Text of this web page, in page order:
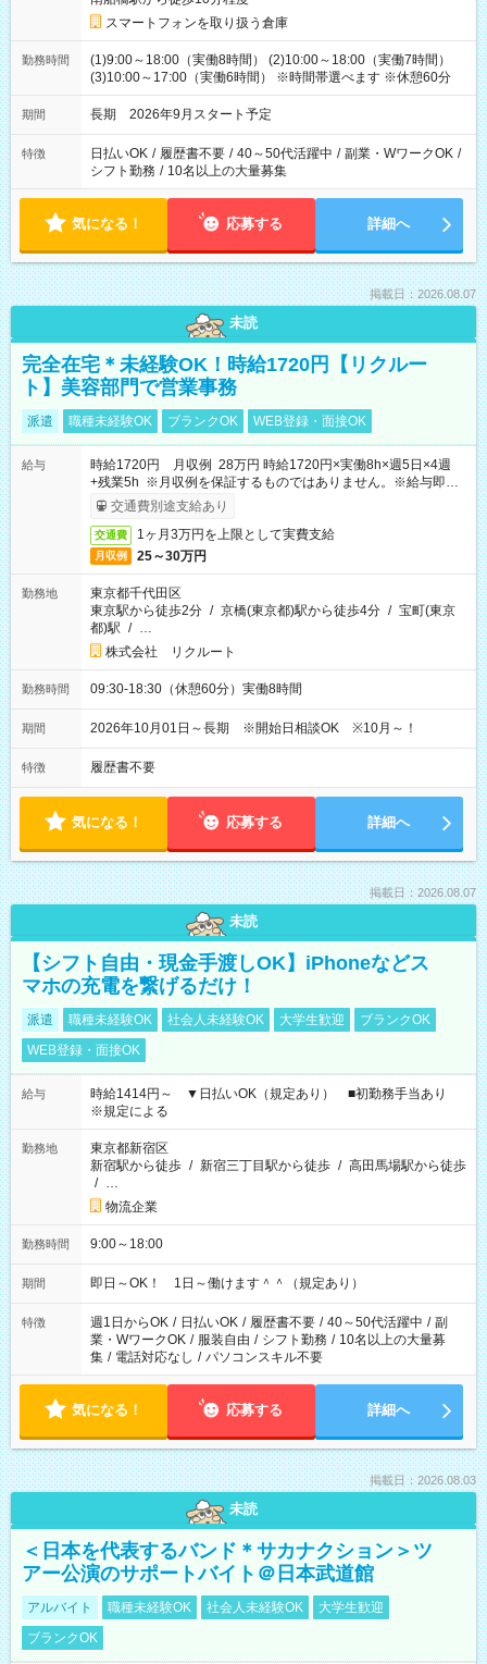
スマートフォンを取り扱う倉庫
勤務時間
(1)9:00～18:00（実働8時間） (2)10:00～18:00（実働7時間）
(3)10:00～17:00（実働6時間） ※時間帯選べます ※休憩60分
期間 長期 2026年9月スタート予定
特徴 日払いOK / 履歴書不要 / 40～50代活躍中 / 副業・WワークOK /
シフト勤務 / 10名以上の大量募集
気になる！ 応募する 詳細へ
掲載日：2026.08.07
未読
完全在宅＊未経験OK！時給1720円【リクルー
ト】美容部門で営業事務
派遣 職種未経験OK ブランクOK WEB登録・面接OK
給与
時給1720円 月収例 28万円 時給1720円×実働8h×週5日×4週
+残業5h ※月収例を保証するものではありません。※給与即受
取りサービス利用可（利用条件有）
交通費別途支給あり
交通費 1ヶ月3万円を上限として実費支給
月収例 25～30万円
勤務地
東京都千代田区
東京駅から徒歩2分 / 京橋(東京都)駅から徒歩4分 / 宝町(東京
都)駅 / …
株式会社 リクルート
勤務時間 09:30-18:30（休憩60分）実働8時間
期間 2026年10月01日～長期 ※開始日相談OK ※10月～！
特徴 履歴書不要
気になる！ 応募する 詳細へ
掲載日：2026.08.07
未読
【シフト自由・現金手渡しOK】iPhoneなどス
マホの充電を繋げるだけ！
派遣 職種未経験OK 社会人未経験OK 大学生歓迎
ブランクOK
WEB登録・面接OK
給与
時給1414円～ ▼日払いOK（規定あり） ■初勤務手当あり
※規定による
勤務地
東京都新宿区
新宿駅から徒歩 / 新宿三丁目駅から徒歩 / 高田馬場駅から徒歩
/ …
物流企業
勤務時間 9:00～18:00
期間 即日～OK！ 1日～働けます＾＾（規定あり）
特徴 週1日からOK / 日払いOK / 履歴書不要 / 40～50代活躍中 / 副
業・WワークOK / 服装自由 / シフト勤務 / 10名以上の大量募
集 / 電話対応なし / パソコンスキル不要
気になる！ 応募する 詳細へ
掲載日：2026.08.03
未読
＜日本を代表するバンド＊サカナクション＞ツ
アー公演のサポートバイト＠日本武道館
アルバイト 職種未経験OK 社会人未経験OK
大学生歓迎
ブランクOK